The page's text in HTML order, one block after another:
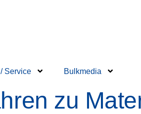
Service Bulkmedia
zu